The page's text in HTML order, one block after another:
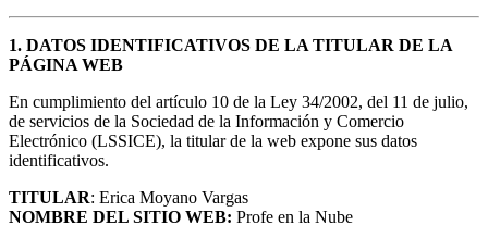
1. DATOS IDENTIFICATIVOS DE LA TITULAR DE LA
PÁGINA WEB
En cumplimiento del artículo 10 de la Ley 34/2002, del 11 de julio,
de servicios de la Sociedad de la Información y Comercio
Electrónico (LSSICE), la titular de la web expone sus datos
identificativos.
TITULAR: Erica Moyano Vargas
NOMBRE DEL SITIO WEB: Profe en la Nube